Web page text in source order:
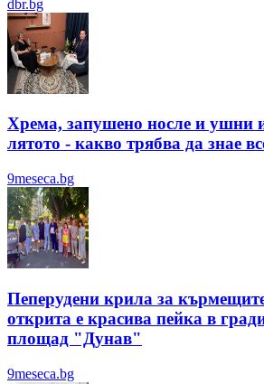
dbr.bg
Хрема, запушено носле и ушни
лятотo - какво трябва да знае
9meseca.bg
Пеперудени крила за
открита е красива пейка в
площад "Дунав"
9meseca.bg